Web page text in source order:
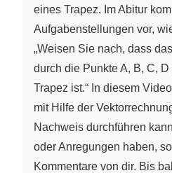
eines Trapez. Im Abitur
Aufgabenstellungen vor,
„Weisen Sie nach, dass
durch die Punkte A, B, C,
Trapez ist.“ In diesem
mit Hilfe der
Nachweis durchführen
oder Anregungen haben,
Kommentare von dir. Bis